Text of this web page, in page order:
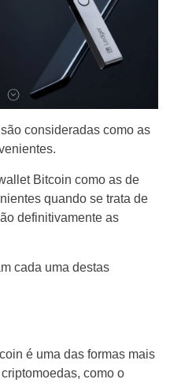
consideradas como as
Bitcoin como as de
quando se trata de
definitivamente as
cada uma destas
é uma das formas mais
como o